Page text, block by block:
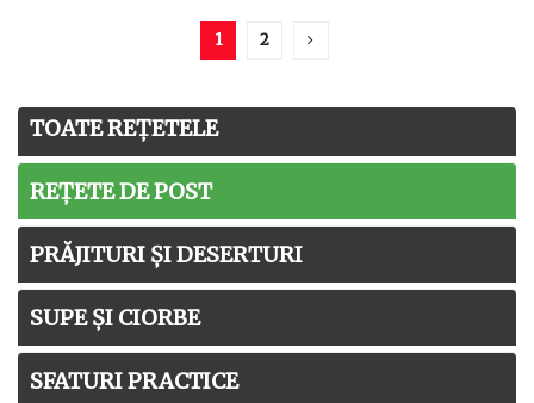
1 2
TOATE REȚETELE
REȚETE DE POST
PRĂJITURI ȘI DESERTURI
SUPE ȘI CIORBE
SFATURI PRACTICE